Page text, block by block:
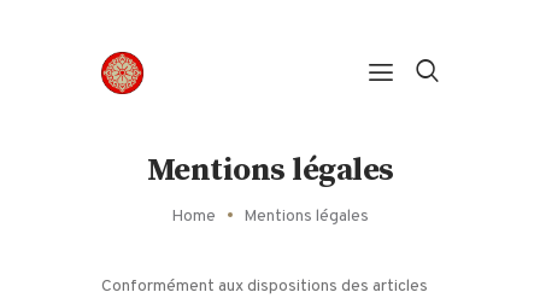
Mentions légales
Home Mentions légales
Conformément aux dispositions des articles